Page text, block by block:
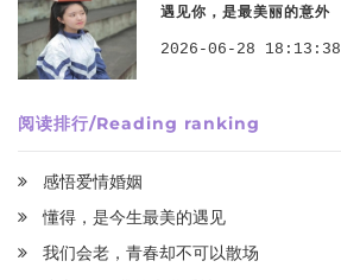
遇见你，是最美丽的意外
2026-06-28 18:13:38
阅读排行/Reading ranking
感悟爱情婚姻
懂得，是今生最美的遇见
我们会老，青春却不可以散场